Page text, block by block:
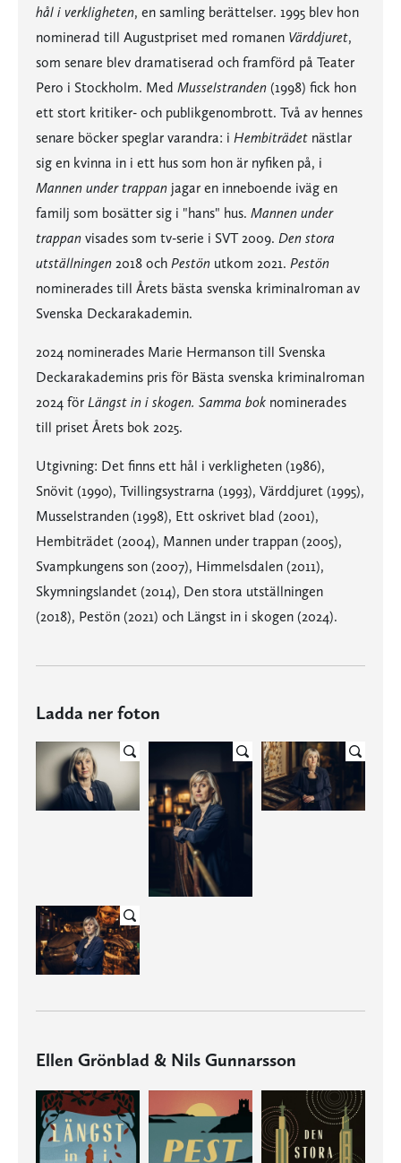
hål i verkligheten, en samling berättelser. 1995 blev hon
nominerad till Augustpriset med romanen Värddjuret,
som senare blev dramatiserad och framförd på Teater
Pero i Stockholm. Med Musselstranden (1998) fick hon
ett stort kritiker- och publikgenombrott. Två av hennes
senare böcker speglar varandra: i Hembiträdet nästlar
sig en kvinna in i ett hus som hon är nyfiken på, i
Mannen under trappan jagar en inneboende iväg en
familj som bosätter sig i "hans" hus. Mannen under
trappan visades som tv-serie i SVT 2009. Den stora
utställningen 2018 och Pestön utkom 2021. Pestön
nominerades till Årets bästa svenska kriminalroman av
Svenska Deckarakademin.
2024 nominerades Marie Hermanson till Svenska
Deckarakademins pris för Bästa svenska kriminalroman
2024 för Längst in i skogen. Samma bok nominerades
till priset Årets bok 2025.
Utgivning: Det finns ett hål i verkligheten (1986),
Snövit (1990), Tvillingsystrarna (1993), Värddjuret (1995),
Musselstranden (1998), Ett oskrivet blad (2001),
Hembiträdet (2004), Mannen under trappan (2005),
Svampkungens son (2007), Himmelsdalen (2011),
Skymningslandet (2014), Den stora utställningen
(2018), Pestön (2021) och Längst in i skogen (2024).
Ladda ner foton
Ellen Grönblad & Nils Gunnarsson